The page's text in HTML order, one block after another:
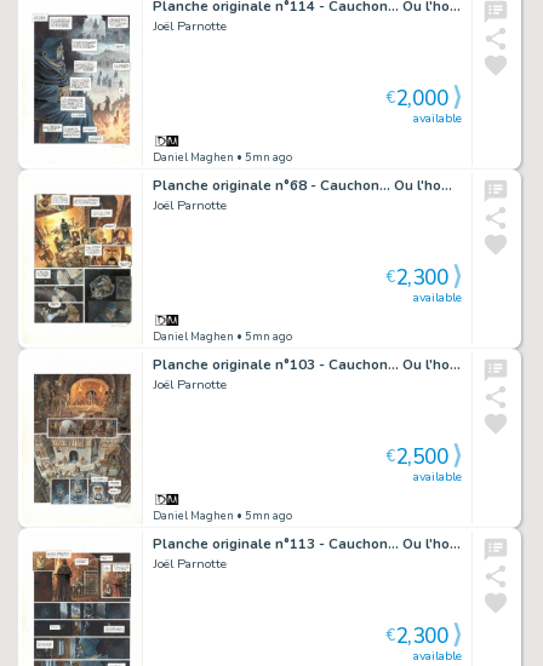
Planche originale n°114 - Cauchon... Ou l'homme qui tua Jeanne d'Arc
Joël Parnotte
Daniel Maghen • 5mn ago
available
€2,000
Planche originale n°68 - Cauchon... Ou l'homme qui tua Jeanne d'Arc
Joël Parnotte
Daniel Maghen • 5mn ago
available
€2,300
Planche originale n°103 - Cauchon... Ou l'homme qui tua Jeanne d'Arc
Joël Parnotte
Daniel Maghen • 5mn ago
available
€2,500
Planche originale n°113 - Cauchon... Ou l'homme qui tua Jeanne d'Arc
Joël Parnotte
available
€2,300